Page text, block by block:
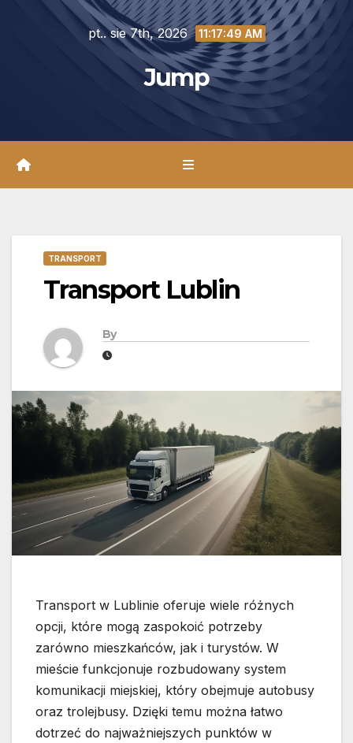
pt.. sie 7th, 2026 11:17:50 AM
Jump
TRANSPORT
Transport Lublin
By
Transport w Lublinie oferuje wiele różnych
opcji, które mogą zaspokoić potrzeby
zarówno mieszkańców, jak i turystów. W
mieście funkcjonuje rozbudowany system
komunikacji miejskiej, który obejmuje autobusy
oraz trolejbusy. Dzięki temu można łatwo
dotrzeć do najważniejszych punktów w